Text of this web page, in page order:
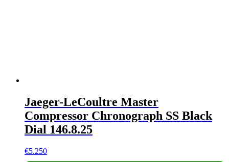
Jaeger-LeCoultre Master
Compressor Chronograph SS Black
Dial 146.8.25
€5.250